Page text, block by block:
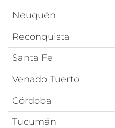
Neuquén
Reconquista
Santa Fe
Venado Tuerto
Córdoba
Tucumán